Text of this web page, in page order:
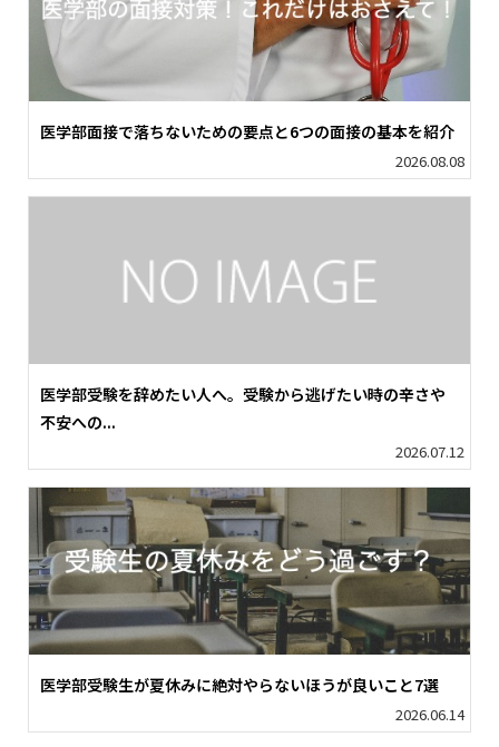
医学部面接で落ちないための要点と6つの面接の基本を紹介
2026.08.08
医学部受験を辞めたい人へ。受験から逃げたい時の辛さや
不安への...
2026.07.12
医学部受験生が夏休みに絶対やらないほうが良いこと7選
2026.06.14